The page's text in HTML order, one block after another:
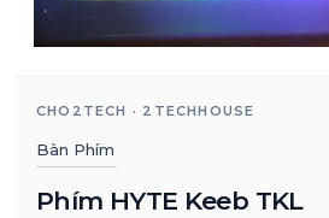
CHO2TECH · 2TECHHOUSE
Bàn Phím
Phím HYTE Keeb TKL